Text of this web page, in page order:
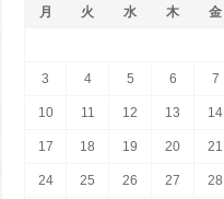
月 火 水 木 金
3 4 5 6 7
10 11 12 13 14
17 18 19 20 21
24 25 26 27 28